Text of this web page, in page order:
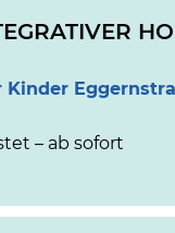
– ab sofort